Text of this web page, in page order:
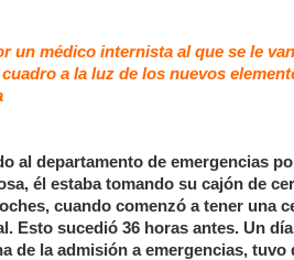
un médico internista al que se le
a la luz de los nuevos
al departamento de emergencias
él estaba tomando su cajón de
cuando comenzó a tener una
Esto sucedió 36 horas antes. Un día
de la admisión a emergencias, tuvo